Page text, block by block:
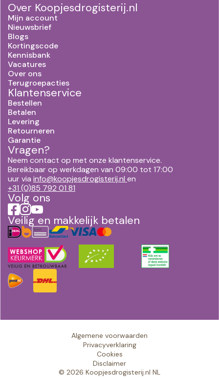
Over Koopjesdrogisterij.nl
Mijn account
Nieuwsbrief
Blogs
Kortingscode
Kennisbank
Vacatures
Over ons
Terugroepacties
Klantenservice
Bestellen
Betalen
Levering
Retourneren
Garantie
Vragen?
Neem contact op met onze klantenservice.
Bereikbaar op werkdagen van 09:00 tot 17:00
uur via info@koopjesdrogisterij.nl en
+31 (0)85 792 01 81
Volg ons
Veilig en makkelijk betalen
© 2026 Koopjesdrogisterij.nl NL
Algemene voorwaarden
Privacyverklaring
Cookies
Disclaimer